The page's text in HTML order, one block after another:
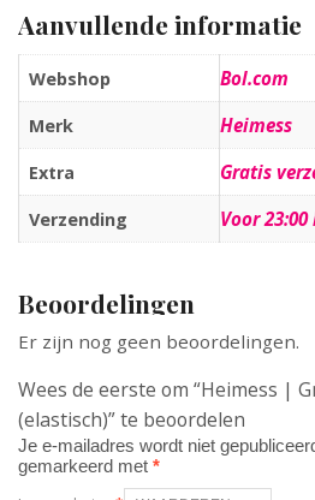
Aanvullende informatie
Webshop Bol.com
Merk Heimess
Extra Gratis
Verzending Voor
Beoordelingen
Er zijn nog geen beoordelingen.
Wees de eerste om “Heimess |
(elastisch)” te beoordelen
Je e-mailadres wordt niet
gemarkeerd met *